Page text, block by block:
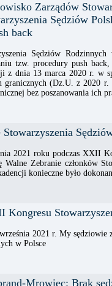
Zarządów
Sędziów
back
Sędziów
tzw. procedury push
dnia 13 marca 2020 r. w
granicznych (Dz.U. z 2020
bez poszanowania ich
Stowarzyszenia
2021 roku podczas XXII
Walne Zebranie członków
konieczne było
Kongresu
2021 r. My sędziowie
w Polsce
Mrowiec: Brak